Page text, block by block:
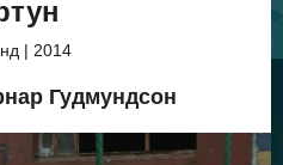
| 2014
Гудмундсон